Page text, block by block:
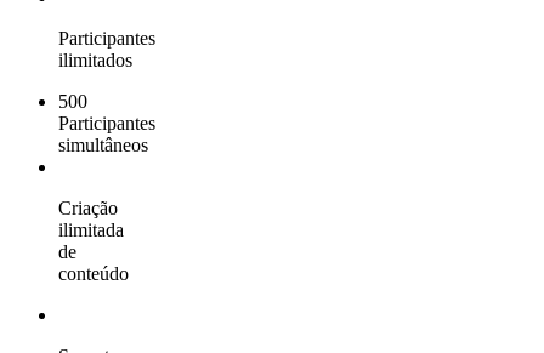
Participantes
ilimitados
500
Participantes
simultâneos
Criação
ilimitada
de
conteúdo